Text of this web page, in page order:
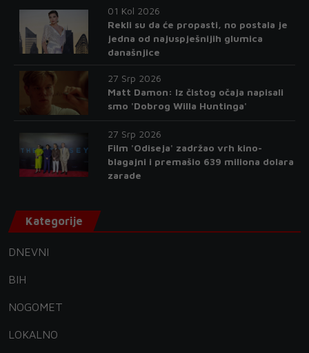
01 Kol 2026
Rekli su da će propasti, no postala je
jedna od najuspješnijih glumica
današnjice
27 Srp 2026
Matt Damon: Iz čistog očaja napisali
smo 'Dobrog Willa Huntinga'
27 Srp 2026
Film 'Odiseja' zadržao vrh kino-
blagajni i premašio 639 miliona dolara
zarade
Kategorije
DNEVNI
BIH
NOGOMET
LOKALNO